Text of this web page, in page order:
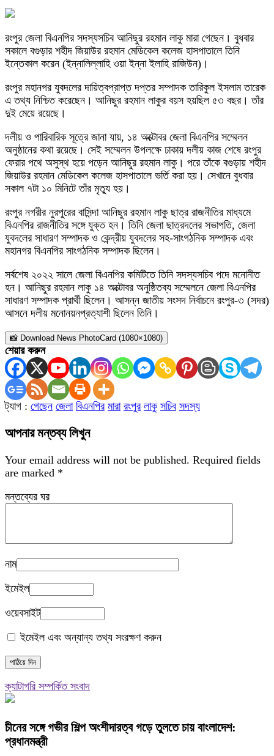
রংপুর জেলা বিএনপির সদস্যসচিব আনিছুর রহমান লাকু মারা গেছেন। বুধবার
সকালে বগুড়ার শহীদ জিয়াউর রহমান মেডিকেল কলেজ হাসপাতালে তিনি
ইন্তেকাল করেন (ইন্নালিল্লাহি ওয়া ইন্না ইলাহি রাজিউন)।
রংপুর মহানগর যুবদলের দায়িত্বপ্রাপ্ত দপ্তর সম্পাদক তারিকুল ইসলাম তারেক
এ তথ্য নিশ্চিত করেছেন। আনিছুর রহমান লাকুর বয়স হয়ছিল ৫৩ বছর। তাঁর
দুই মেয়ে রয়েছে।
দলীয় ও পারিবারিক সূত্রে জানা যায়, ১৪ অক্টোবর জেলা বিএনপির সম্মেলন
অনুষ্ঠানের কথা রয়েছে। সেই সম্মেলন উপলক্ষে ঢাকায় দলীয় কাজ শেষে রংপুর
ফেরার পথে অসুস্থ হয়ে পড়েন আনিছুর রহমান লাকু। পরে তাঁকে বগুড়ায় শহীদ
জিয়াউর রহমান মেডিকেল কলেজ হাসপাতালে ভর্তি করা হয়। সেখানে বুধবার
সকাল ৭টা ১০ মিনিটে তাঁর মৃত্যু হয়।
রংপুর নগরীর নুরপুরের বাসিন্দা আনিছুর রহমান লাকু ছাত্র রাজনীতির মাধ্যমে
বিএনপির রাজনীতির সঙ্গে যুক্ত হন। তিনি জেলা ছাত্রদলের সভাপতি, জেলা
যুবদলের সাধারণ সম্পাদক ও কেন্দ্রীয় যুবদলের সহ-সাংগঠনিক সম্পাদক এবং
মহানগর বিএনপির সাংগঠনিক সম্পাদক ছিলেন।
সর্বশেষ ২০২২ সালে জেলা বিএনপির কমিটিতে তিনি সদস্যসচিব পদে মনোনীত
হন। আনিছুর রহমান লাকু ১৪ অক্টোবর অনুষ্ঠিতব্য সম্মেলনে জেলা বিএনপির
সাধারণ সম্পাদক প্রার্থী ছিলেন। আসন্ন জাতীয় সংসদ নির্বাচনে রংপুর-৩ (সদর)
আসনে দলীয় মনোনয়নপ্রত্যাশী ছিলেন তিনি।
📸 Download News PhotoCard (1080×1080)
শেয়ার করুন
ট্যাগ : গেছেন জেলা বিএনপির মারা রংপুর লাকু সচিব সদস্য
আপনার মন্তব্য লিখুন
Your email address will not be published. Required fields
are marked *
মন্তব্যের ঘর
নাম
ইমেইল
ওয়েবসাইট
ইমেইল এবং অন্যান্য তথ্য সংরক্ষণ করুন
ক্যাটাগরি সম্পর্কিত সংবাদ
চীনের সঙ্গে গভীর শিল্প অংশীদারত্ব গড়ে তুলতে চায় বাংলাদেশ:
প্রধানমন্ত্রী